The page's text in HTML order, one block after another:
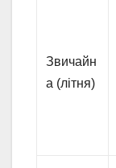
Звичайн
а (літня)